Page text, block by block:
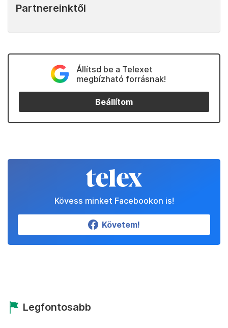
Partnereinktől
Állítsd be a Telexet
megbízható forrásnak!
Beállítom
Kövess minket Facebookon is!
Követem!
Legfontosabb